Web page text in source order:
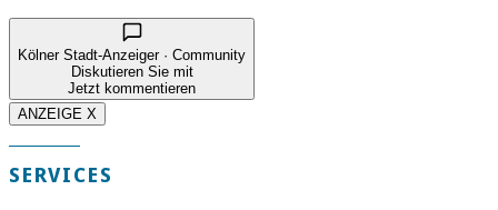
Kölner Stadt-Anzeiger · Community
Diskutieren Sie mit
Jetzt kommentieren
ANZEIGE X
SERVICES